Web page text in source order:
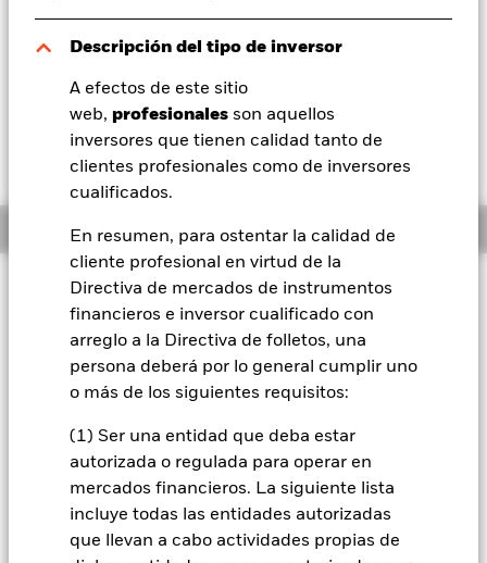
Descripción del tipo de inversor
A efectos de este sitio
web, profesionales son aquellos
inversores que tienen calidad tanto de
clientes profesionales como de inversores
cualificados.
En resumen, para ostentar la calidad de
cliente profesional en virtud de la
Directiva de mercados de instrumentos
financieros e inversor cualificado con
arreglo a la Directiva de folletos, una
persona deberá por lo general cumplir uno
o más de los siguientes requisitos:
(1) Ser una entidad que deba estar
autorizada o regulada para operar en
mercados financieros. La siguiente lista
incluye todas las entidades autorizadas
que llevan a cabo actividades propias de
España
Change location
BlackRock
iShares
Nuestra compañía
USD 17,34
USD -0,19 (-1,08%)
Información general
Filosofía de inversión
El Fondo tiene por objetivo maximizar la rentabilidad de su
inversión a través de una combinación de crecimiento del
capital y rendimientos de los activos del Fondo. El Fondo
invierte al menos el 70 % de sus activos totales en valores de
renta variable (como acciones) de empresas de todo el
mundo cuya actividad económica principal incluya la
investigación, el desarrollo, la producción o la distribución de
futuras tecnologías de transporte. El Fondo se concentrará
en empresas que generan ingresos a través de la transición a
las energías renovables, como vehículos eléctricos,
autónomos o conectados digitalmente. En condiciones
normales del mercado, el Fondo invertirá en una cartera de